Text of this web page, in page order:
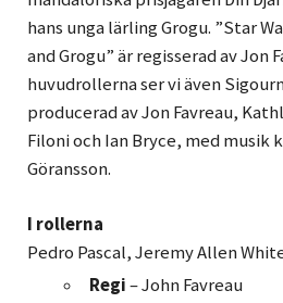
hans unga lärling Grogu. ”Star
and Grogu” är regisserad av Jon
huvudrollerna ser vi även
producerad av Jon Favreau,
Filoni och Ian Bryce, med musik
Göransson.
I rollerna
Pedro Pascal, Jeremy Allen
Regi– John Favreau